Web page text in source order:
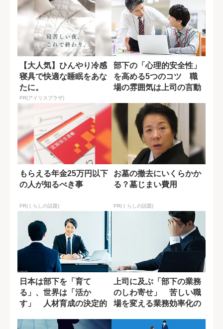
【大人気】ひんやり冷感
寝具で快適な睡眠をあな
たに。
PR(アイリスプラザ)
部下の「心理的安全性」
を高める5つのコツ 職
場の雰囲気は上司の言動
もらえる年金25万円以下
の人が知るべき事
PR(くらしの話題)
お墓の撤去にいくらかか
る？墓じまい費用
PR(くらしの話題)
日本は部下を「育て
る」、世界は「活か
す」 人材育成の決定的
上司に及ぶ「部下の業務
のしわ寄せ」 苦しい職
場を変える業務効率化の